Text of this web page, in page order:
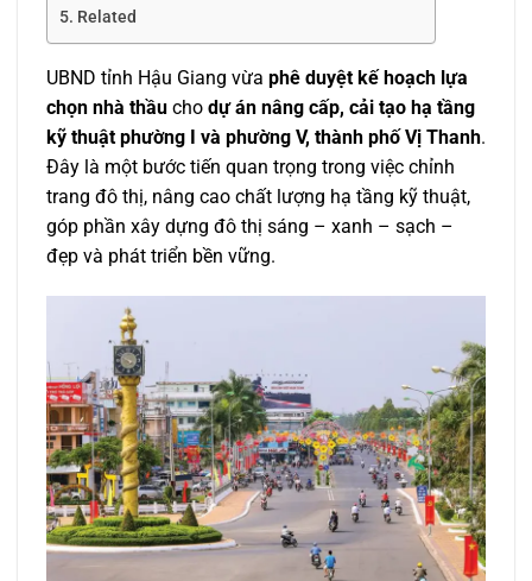
Related
UBND tỉnh Hậu Giang vừa phê duyệt kế hoạch lựa
chọn nhà thầu cho dự án nâng cấp, cải tạo hạ tầng
kỹ thuật phường I và phường V, thành phố Vị Thanh.
Đây là một bước tiến quan trọng trong việc chỉnh
trang đô thị, nâng cao chất lượng hạ tầng kỹ thuật,
góp phần xây dựng đô thị sáng – xanh – sạch –
đẹp và phát triển bền vững.